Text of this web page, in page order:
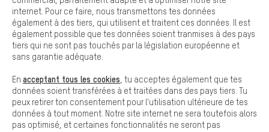
RÉSILIER LE CONTRAT Communauté d'Aix-la-Chapelle
Programme d'affiliation Mentions Légales Protection des données
Reprise des batteries Corepile Paramètres de cookies
Modifier le contraste
Cookies de base
Les cookies de base garantissent que tu puisses utiliser les
fonctions de notre site web.
internet. Pour ce faire, nous transmettons tes données
également à des tiers, qui utilisent et traitent ces données. Il est
également possible que tes données soient tranmises à des pays
tiers qui ne sont pas touchés par la législation européenne et
sans garantie adéquate.
En acceptant tous les cookies , tu acceptes également que tes
données soient transférées à et traitées dans des pays tiers. Tu
peux retirer ton consentement pour l'utilisation ultérieure de tes
données à tout moment. Notre site internet ne sera toutefois alors
pas optimisé, et certaines fonctionnalités ne seront pas